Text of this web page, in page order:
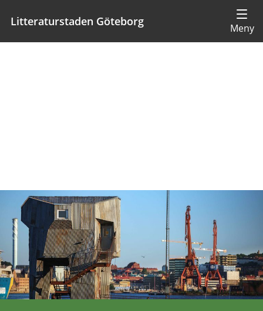
Litteraturstaden Göteborg